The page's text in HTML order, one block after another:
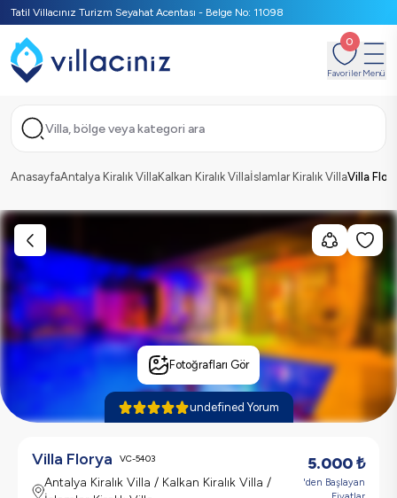
Tatil Villacınız Turizm Seyahat Acentası - Belge No: 11098
0
FavorilerMenü
Villa, bölge veya kategori ara
AnasayfaAntalya Kiralık VillaKalkan Kiralık Villaİslamlar Kiralık VillaVilla
Fotoğrafları Gör
undefined Yorum
Villa Florya VC-5403
Antalya Kiralık Villa / Kalkan Kiralık Villa /
5.000₺
'den Başlayan